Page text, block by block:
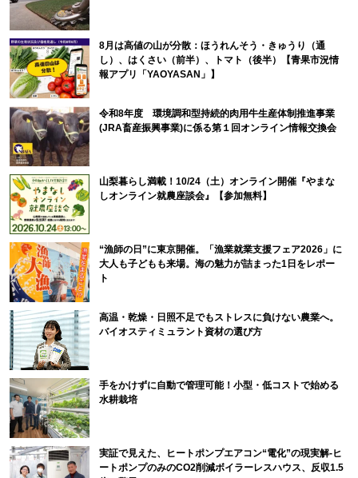
8月は高値の山が分散：ほうれんそう・きゅうり（通
し）、はくさい（前半）、トマト（後半）【青果市況情
報アプリ「YAOYASAN」】
令和8年度 環境調和型持続的肉用牛生産体制推進事業
(JRA畜産振興事業)に係る第１回オンライン情報交換会
山梨暮らし満載！10/24（土）オンライン開催『やまな
しオンライン就農座談会』【参加無料】
“漁師の日”に東京開催。「漁業就業支援フェア2026」に
大人も子どもも来場。海の魅力が詰まった1日をレポー
ト
高温・乾燥・日照不足でもストレスに負けない農業へ。
バイオスティミュラント資材の選び方
手をかけずに自動で管理可能！小型・低コストで始める
水耕栽培
実証で見えた、ヒートポンプエアコン“電化”の現実解-ヒ
ートポンプのみのCO2削減ボイラーレスハウス、反収1.5